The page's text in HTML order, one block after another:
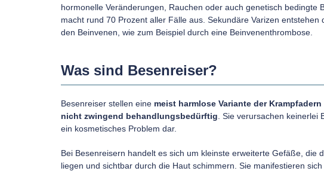
hormonelle Veränderungen, Rauchen oder auch genetisch
macht rund 70 Prozent aller Fälle aus. Sekundäre Varizen
den Beinvenen, wie zum Beispiel durch eine Beinvenenthrombose.
Was sind Besenreiser?
Besenreiser stellen eine meist harmlose Variante der Krampfadern
nicht zwingend behandlungsbedürftig . Sie verursachen
ein kosmetisches Problem dar.
Bei Besenreisern handelt es sich um kleinste erweiterte Gefäße, die
liegen und sichtbar durch die Haut schimmern. Sie manifestieren sich